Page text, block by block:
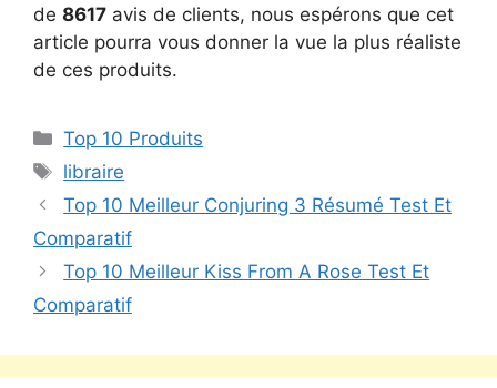
de 8617 avis de clients, nous espérons que cet
article pourra vous donner la vue la plus réaliste
de ces produits.
Top 10 Produits
libraire
Top 10 Meilleur Conjuring 3 Résumé Test Et
Comparatif
Top 10 Meilleur Kiss From A Rose Test Et
Comparatif